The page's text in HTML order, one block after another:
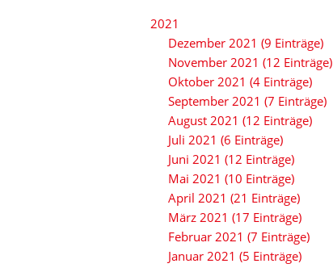
2021
Dezember 2021 (9 Einträge)
November 2021 (12 Einträge)
Oktober 2021 (4 Einträge)
September 2021 (7 Einträge)
August 2021 (12 Einträge)
Juli 2021 (6 Einträge)
Juni 2021 (12 Einträge)
Mai 2021 (10 Einträge)
April 2021 (21 Einträge)
März 2021 (17 Einträge)
Februar 2021 (7 Einträge)
Januar 2021 (5 Einträge)